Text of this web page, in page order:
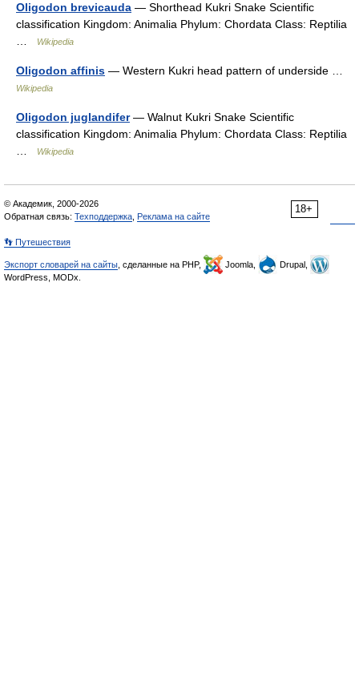
Oligodon brevicauda — Shorthead Kukri Snake Scientific
classification Kingdom: Animalia Phylum: Chordata Class: Reptilia
Wikipedia
Oligodon affinis — Western Kukri head pattern of underside …
Wikipedia
Oligodon juglandifer— Walnut Kukri Snake Scientific
classification Kingdom: Animalia Phylum: Chordata Class: Reptilia
Wikipedia
18+
© Академик, 2000-2026
Обратная связь: Техподдержка Реклама на сайте
👣 Путешествия
Экспорт словарей на сайты , сделанные на PHP, Joomla,
Drupal,
WordPress, MODx.